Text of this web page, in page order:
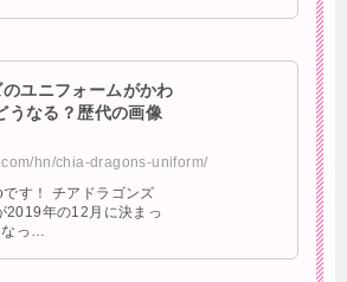
ユニフォームがかわ
うなる？歴代の画像
hn/chia-dragons-uniform/
す！ チアドラゴンズ
2019年の12月に決まっ
っ…